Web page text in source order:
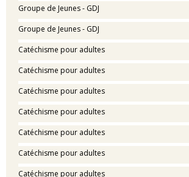
Groupe de Jeunes - GDJ
Groupe de Jeunes - GDJ
Catéchisme pour adultes
Catéchisme pour adultes
Catéchisme pour adultes
Catéchisme pour adultes
Catéchisme pour adultes
Catéchisme pour adultes
Catéchisme pour adultes